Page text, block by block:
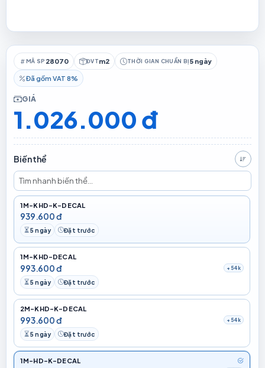
MÃ SP 28070 ĐVTm2 THỜI GIAN CHUẨN BỊ5 ngày
Đã gồm VAT 8%
GIÁ
1.026.000 đ
Biến thể Giá
1M-KHD-K-DECAL
939.600 đ
Thời gian chuẩn bị
5 ngày Đặt trước
Đặt trước
1M-KHD-DECAL
993.600 đ +54k
Thời gian chuẩn bị
5 ngày Đặt trước
Đặt trước
2M-KHD-K-DECAL
993.600 đ +54k
Thời gian chuẩn bị
5 ngày Đặt trước
Đặt trước
1M-HD-K-DECAL